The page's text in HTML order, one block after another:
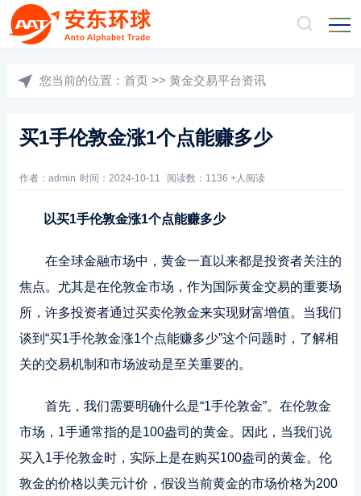
您当前的位置： 首页 >> 黄金交易平台资讯
买1手伦敦金涨1个点能赚多少
作者：admin 时间：2024-10-11 阅读数：1136 +人阅读
以买1手伦敦金涨1个点能赚多少
在全球金融市场中，黄金一直以来都是投资者关注的
焦点。尤其是在伦敦金市场，作为国际黄金交易的重要场
所，许多投资者通过买卖伦敦金来实现财富增值。当我们
谈到“买1手伦敦金涨1个点能赚多少”这个问题时，了解相
关的交易机制和市场波动是至关重要的。
首先，我们需要明确什么是“1手伦敦金”。在伦敦金
市场，1手通常指的是100盎司的黄金。因此，当我们说
买入1手伦敦金时，实际上是在购买100盎司的黄金。伦
敦金的价格以美元计价，假设当前黄金的市场价格为200